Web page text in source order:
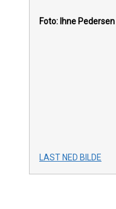
Foto: Ihne Pedersen
LAST NED BILDE